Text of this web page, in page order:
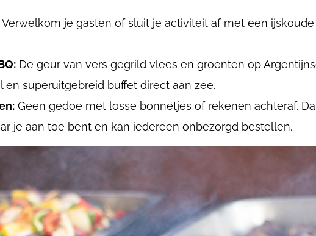
Verwelkom je gasten of sluit je activiteit af met een
De geur van vers gegrild vlees en groenten op
en superuitgebreid buffet direct aan zee.
Geen gedoe met losse bonnetjes of rekenen achteraf.
je aan toe bent en kan iedereen onbezorgd bestellen.